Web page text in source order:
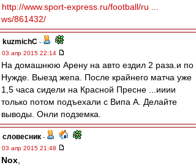
http://www.sport-express.ru/football/ru ...
ws/861432/
kuzmichC -
03 апр 2015 22:14
На домашнюю Арену на авто ездил 2 раза.и по
Нужде. Выезд жепа. После крайнего матча уже
1,5 часа сидели на Красной Пресне ...ииии
только потом подъехали с Випа А. Делайте
выводы. Онли подземка.
словесник -
03 апр 2015 21:48
Nox